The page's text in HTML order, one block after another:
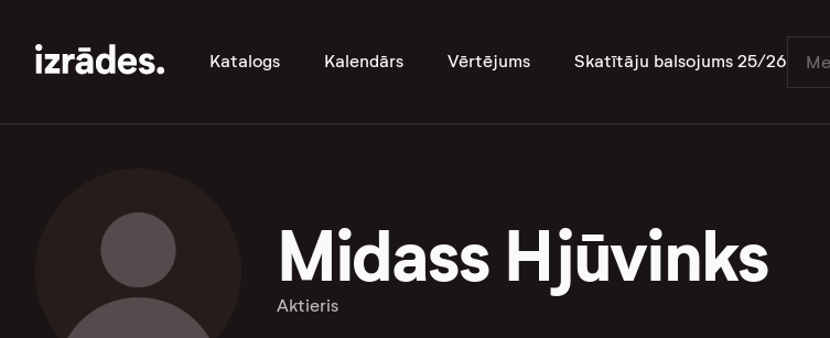
Katalogs Kalendārs Vērtējums Skatītāju balsojums 25/26
Midass Hjūvinks
Aktieris